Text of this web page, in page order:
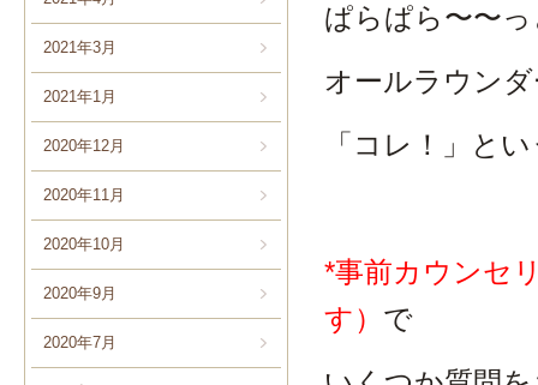
2021年3月
2021年1月
2020年12月
2020年11月
2020年10月
2020年9月
2020年7月
ぱらぱら〜〜
オールラウン
「コレ！」と
*事前カウンセ
す） で